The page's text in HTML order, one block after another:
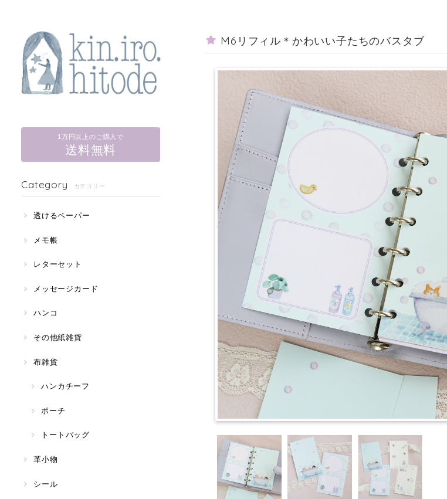
1万円以上のご購入で
送料無料
Category カテゴリー
透けるペーパー
メモ帳
レターセット
メッセージカード
ハンコ
その他紙雑貨
布雑貨
ハンカチーフ
ポーチ
トートバッグ
革小物
シール
M6リフィル＊かわいい子たちのバスタブ